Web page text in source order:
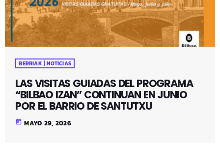
BERRIAK | NOTICIAS
LAS VISITAS GUIADAS DEL PROGRAMA
“BILBAO IZAN” CONTINUAN EN JUNIO
POR EL BARRIO DE SANTUTXU
today MAYO 29, 2026